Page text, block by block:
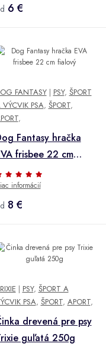
6 €
FANTASY| PSY, ŠPORT
VÝCVIK PSA, ŠPORT,
,
Fantasy hračka
frisbee 22 cm
informácií
8 €
| PSY, ŠPORT A
PSA, ŠPORT, APORT,
drevená pre psy
guľatá 250g